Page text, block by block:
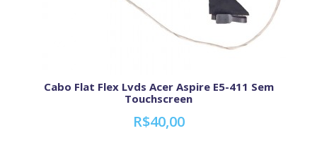
Cabo Flat Flex Lvds Acer Aspire E5-411 Sem
Touchscreen
R$40,00